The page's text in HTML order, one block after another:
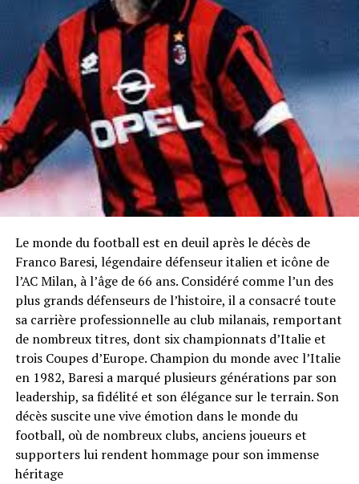
Le monde du football est en deuil après le décès de
Franco Baresi, légendaire défenseur italien et icône de
l’AC Milan, à l’âge de 66 ans. Considéré comme l’un des
plus grands défenseurs de l’histoire, il a consacré toute
sa carrière professionnelle au club milanais, remportant
de nombreux titres, dont six championnats d’Italie et
trois Coupes d’Europe. Champion du monde avec l’Italie
en 1982, Baresi a marqué plusieurs générations par son
leadership, sa fidélité et son élégance sur le terrain. Son
décès suscite une vive émotion dans le monde du
football, où de nombreux clubs, anciens joueurs et
supporters lui rendent hommage pour son immense
héritage